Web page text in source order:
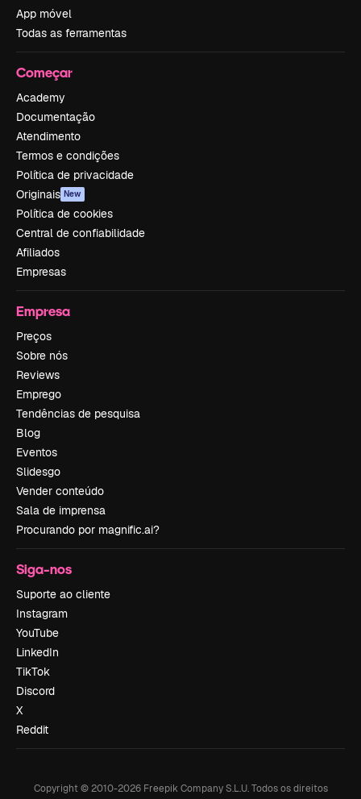
App móvel
Todas as ferramentas
Começar
Academy
Documentação
Atendimento
Termos e condições
Política de privacidade
Originais New
Política de cookies
Central de confiabilidade
Afiliados
Empresas
Empresa
Preços
Sobre nós
Reviews
Emprego
Tendências de pesquisa
Blog
Eventos
Slidesgo
Vender conteúdo
Sala de imprensa
Procurando por magnific.ai?
Siga-nos
Suporte ao cliente
Instagram
YouTube
LinkedIn
TikTok
Discord
X
Reddit
Copyright © 2010-2026Freepik Company S.L.U. Todos os direitos